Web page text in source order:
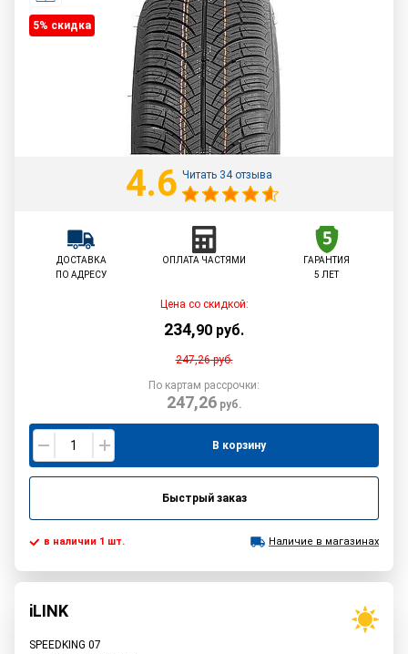
5% cкидка
4.6 Читать 34 отзыва
ДОСТАВКА
ПО АДРЕСУ
ОПЛАТА ЧАСТЯМИ
ГАРАНТИЯ
5 ЛЕТ
Цена со скидкой:
234,90 руб.
247,26руб.
По картам рассрочки:
247,26руб.
В корзину
Быстрый заказ
в наличии 1 шт. Наличие в магазинах
iLINK
SPEEDKING 07